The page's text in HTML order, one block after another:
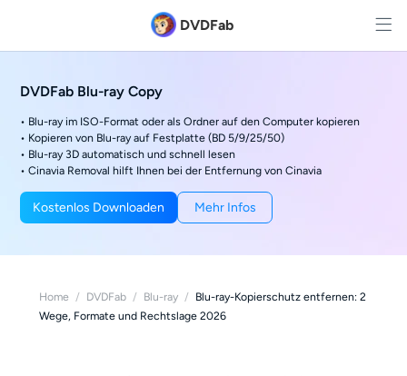
DVDFab
DVDFab Blu-ray Copy
• Blu-ray im ISO-Format oder als Ordner auf den Computer kopieren
• Kopieren von Blu-ray auf Festplatte (BD 5/9/25/50)
• Blu-ray 3D automatisch und schnell lesen
• Cinavia Removal hilft Ihnen bei der Entfernung von Cinavia
Kostenlos Downloaden Mehr Infos
Home / DVDFab / Blu-ray / Blu-ray-Kopierschutz entfernen: 2
Wege, Formate und Rechtslage 2026